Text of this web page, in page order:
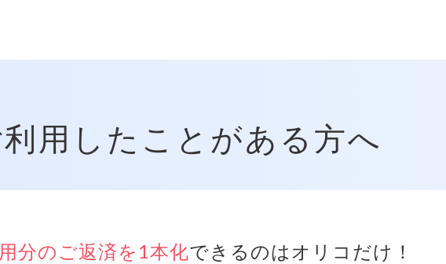
用したことがある方へ
分のご返済を1本化できるのはオリコだけ！